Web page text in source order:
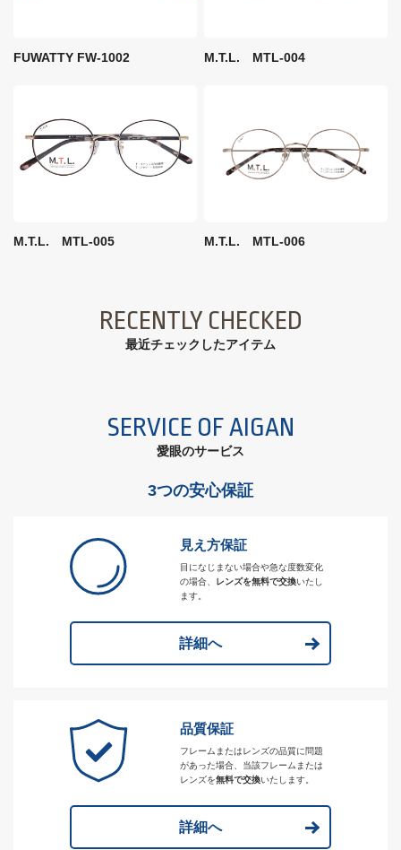
FUWATTY FW-1002 M.T.L. MTL-004
M.T.L. MTL-005 M.T.L. MTL-006
RECENTLY CHECKED
最近チェックしたアイテム
SERVICE OF AIGAN
愛眼のサービス
3つの安心保証
見え方保証
目になじまない場合や急な度数変化
の場合、
レンズを無料で交換いたし
ます。
詳細へ
品質保証
フレームまたはレンズの品質に問題
があった場合、当該フレームまたは
レンズを無料で交換いたします。
詳細へ